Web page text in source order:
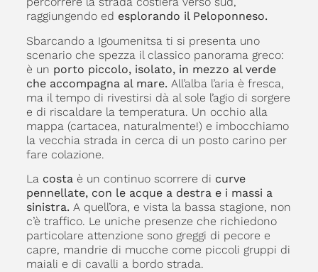
raggiungendo ed esplorando il Peloponneso.
Sbarcando a Igoumenitsa ti si presenta uno
scenario che spezza il classico panorama greco:
è un porto piccolo, isolato, in mezzo al verde
che accompagna al mare. All’alba l’aria è fresca,
ma il tempo di rivestirsi dà al sole l’agio di sorgere
e di riscaldare la temperatura. Un occhio alla
mappa (cartacea, naturalmente!) e imbocchiamo
la vecchia strada in cerca di un posto carino per
fare colazione.
La costa è un continuo scorrere di curve
pennellate, con le acque a destra e i massi a
sinistra. A quell’ora, e vista la bassa stagione, non
c’è traffico. Le uniche presenze che richiedono
particolare attenzione sono greggi di pecore e
capre, mandrie di mucche come piccoli gruppi di
maiali e di cavalli a bordo strada.